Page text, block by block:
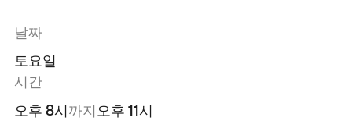
날짜
토요일
시간
오후 8시까지 오후 11시